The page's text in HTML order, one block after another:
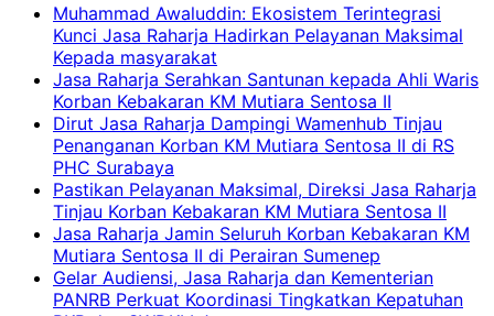
Muhammad Awaluddin: Ekosistem Terintegrasi
Kunci Jasa Raharja Hadirkan Pelayanan Maksimal
Kepada masyarakat
Jasa Raharja Serahkan Santunan kepada Ahli Waris
Korban Kebakaran KM Mutiara Sentosa II
Dirut Jasa Raharja Dampingi Wamenhub Tinjau
Penanganan Korban KM Mutiara Sentosa II di RS
PHC Surabaya
Pastikan Pelayanan Maksimal, Direksi Jasa Raharja
Tinjau Korban Kebakaran KM Mutiara Sentosa II
Jasa Raharja Jamin Seluruh Korban Kebakaran KM
Mutiara Sentosa II di Perairan Sumenep
Gelar Audiensi, Jasa Raharja dan Kementerian
PANRB Perkuat Koordinasi Tingkatkan Kepatuhan